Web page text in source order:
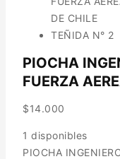
PIOCHA
FUERZA
$14.000
1 disponibles
PIOCHA